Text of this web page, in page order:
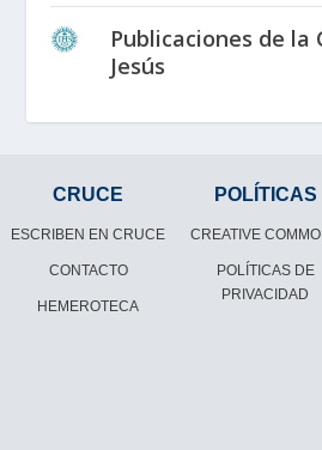
Publicaciones de la
Jesús
CRUCE
ESCRIBEN EN CRUCE
CONTACTO
HEMEROTECA
POLÍTICAS
CREATIVE
POLÍTICAS DE
PRIVACIDAD